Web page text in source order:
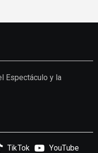
Espectáculo y la
TikTok
YouTube